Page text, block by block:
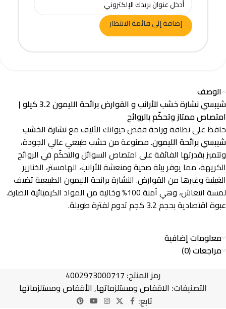
إضافة إلى قائمة الانتظار
الوصف
شيبسي نشارة خشب للأرانب و القوارض برائحة الليمون 3.2 كيلو |
امتصاص ممتاز وتحكّم بالروائح
حافظ على نظافة وراحة قفص حيوانك الأليف معنشارة الخشب
شيبسي برائحة الليمون. مصنوعة من خشب طبيعي عالي الجودة،
وتتميز بقدرتها الفائقة على امتصاص السوائل والتحكّم في الروائح
الكريهة، مما يوفر بيئة صحية ومنعشة للأرانب، الهامستر، الخنازير
الغينية وغيرها من القوارض. النشارة برائحة الليمون الطبيعية تضيف
لمسة انتعاش، وهي آمنة 100% وخالية من المواد الكيميائية الضارة.
عبوة اقتصادية بحجم 3.2 كجم تدوم لفترة طويلة.
معلومات إضافية
مراجعات (0)
رمز المنتج: 4002973000717
التصنيفات: الاقفاص ومستلزماتها, الأقفاص ومستلزماتها
تابع: